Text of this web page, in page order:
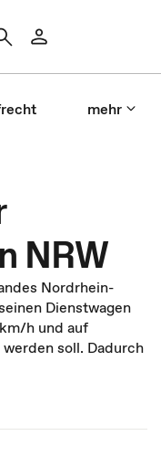
mehr
NRW
Nordrhein-
Dienstwagen
h und auf
soll. Dadurch